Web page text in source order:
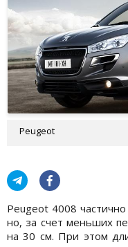
Peugeot
Peugeot 4008
но, за счет меньших
на 30 см. При этом